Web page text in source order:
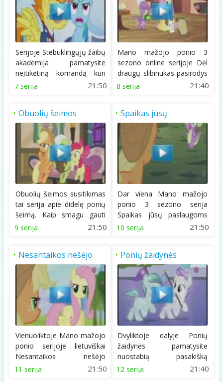
Serijoje Stebuklingųjų žaibų
akademija pamatysite
neįtikėtiną komandą kuri
mokysis labai...
7 serija 21:50
Mano mažojo ponio 3
sezono online serijoje Dėl
draugų slibinukas pasirodys
esantis gana...
8 serija 21:40
Obuolių šeimos
susitikimas
Obuolių šeimos susitikimas
tai serija apie didelę ponių
šeimą. Kaip smagu gauti
daug...
9 serija 21:50
Spaikas jūsų
paslaugoms
Dar viena Mano mažojo
ponio 3 sezono serija
Spaikas jūsų paslaugoms
parodys istoriją kaip...
10 serija 21:50
Nesantaikos nešėjo
pasikeitimas
Vienuoliktoje Mano mažojo
ponio serijoje lietuviškai
Nesantaikos nešėjo
pasikeitimas...
11 serija 21:50
Ponių žaidynės
Dvyliktoje dalyje Ponių
žaidynės pamatysite
nuostabią pasakišką
krištolo imperiją. Joje...
12 serija 21:40